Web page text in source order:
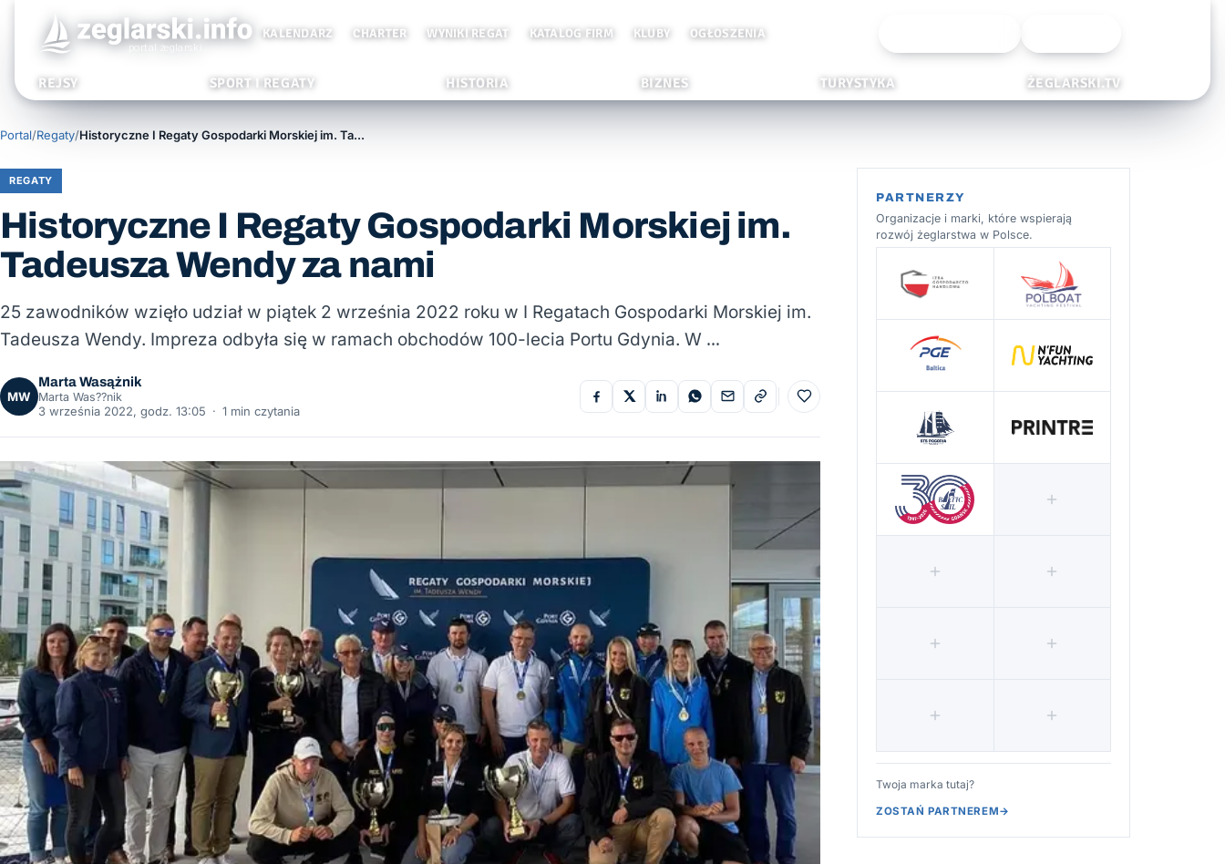
KALENDARZ CHARTER WYNIKI REGAT KATALOG FIRM KLUBY OGŁOSZENIA
REJSY SPORT I REGATY HISTORIA BIZNES TURYSTYKA ŻEGLARSKI.TV
Portal/Regaty/ Historyczne I Regaty Gospodarki Morskiej im. Tadeusza Wendy za nami
REGATY
Historyczne I Regaty Gospodarki Morskiej im.
Tadeusza Wendy za nami
25 zawodników wzięło udział w piątek 2 września 2022 roku w I Regatach Gospodarki Morskiej im.
Tadeusza Wendy. Impreza odbyła się w ramach obchodów 100-lecia Portu Gdynia. W …
MW
Marta Wasążnik
Marta Was??nik
3 września 2022, godz. 13:05 · 1 min czytania
Do ulubionych
PARTNERZY
Organizacje i marki, które wspierają
rozwój żeglarstwa w Polsce.
Twoja marka tutaj?
ZOSTAŃ PARTNEREM→